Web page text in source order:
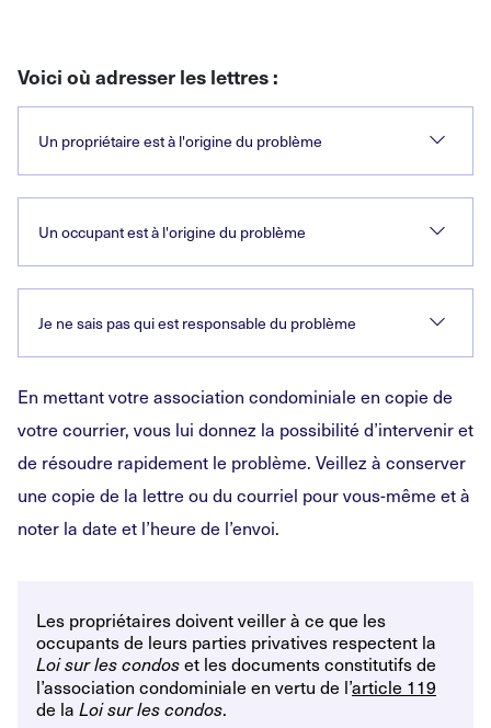
Voici où adresser les lettres :
Un propriétaire est à l'origine du problème
Un occupant est à l'origine du problème
Je ne sais pas qui est responsable du problème
En mettant votre association condominiale en copie de
votre courrier, vous lui donnez la possibilité d’intervenir et
de résoudre rapidement le problème. Veillez à conserver
une copie de la lettre ou du courriel pour vous-même et à
noter la date et l’heure de l’envoi.
Les propriétaires doivent veiller à ce que les
occupants de leurs parties privatives respectent la
Loi sur les condoset les documents constitutifs de
l’association condominiale en vertu de l’article 119
de la Loi sur les condos.